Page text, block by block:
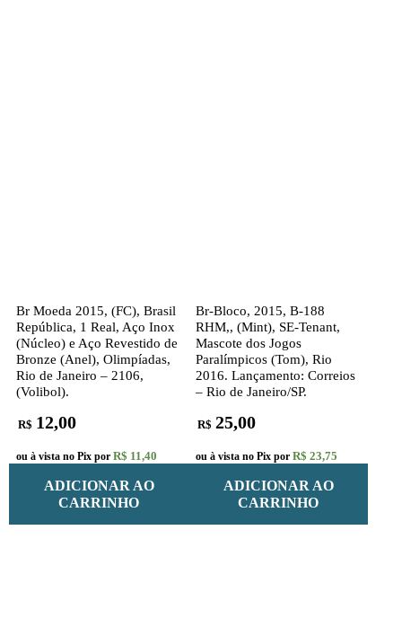
Br Moeda 2015, (FC), Brasil
República, 1 Real, Aço Inox
(Núcleo) e Aço Revestido de
Bronze (Anel), Olimpíadas,
Rio de Janeiro – 2106,
(Volibol).
R$ 12,00
ou à vista no Pix por R$ 11,40
ADICIONAR AO
CARRINHO
Br-Bloco, 2015, B-188
RHM,, (Mint), SE-Tenant,
Mascote dos Jogos
Paralímpicos (Tom), Rio
2016. Lançamento: Correios
– Rio de Janeiro/SP.
R$ 25,00
ou à vista no Pix por R$ 23,75
ADICIONAR AO
CARRINHO